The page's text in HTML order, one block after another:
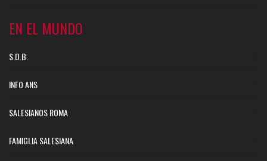
EN EL MUNDO
S.D.B.
INFO ANS
SALESIANOS ROMA
FAMIGLIA SALESIANA